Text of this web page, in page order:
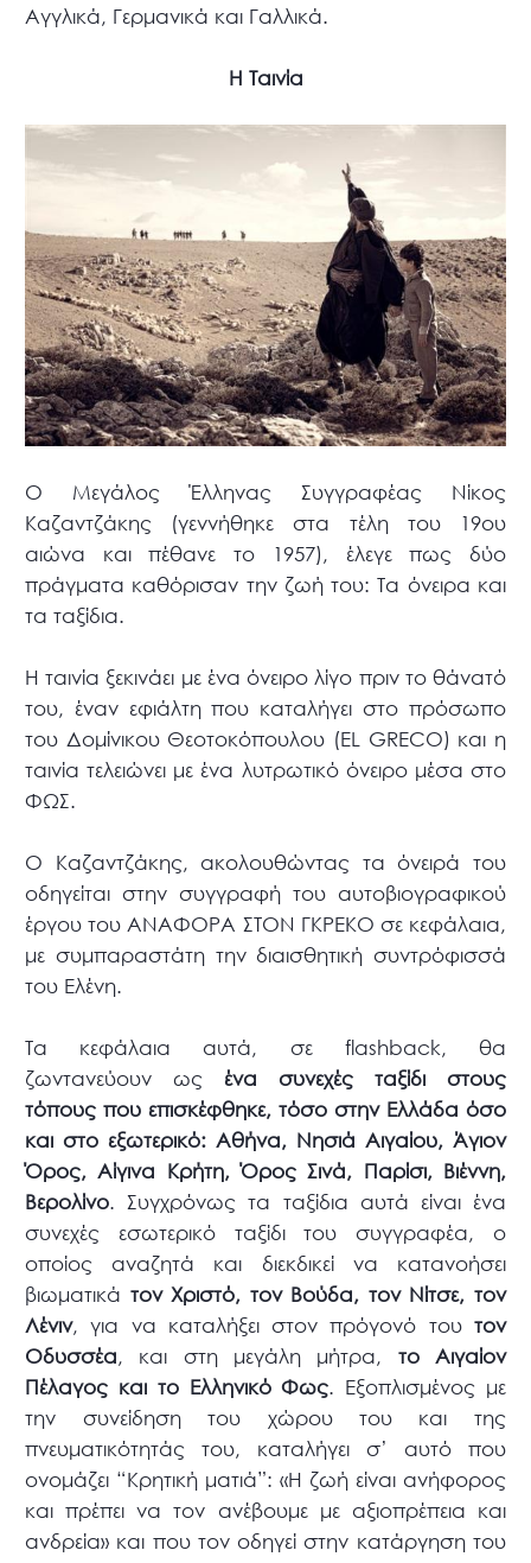
Αγγλικά, Γερμανικά και Γαλλικά.
Η Ταινία
Ο Μεγάλος Έλληνας Συγγραφέας Νίκος
Καζαντζάκης (γεννήθηκε στα τέλη του 19ου
αιώνα και πέθανε το 1957), έλεγε πως δύο
πράγματα καθόρισαν την ζωή του: Τα όνειρα και
τα ταξίδια.
Η ταινία ξεκινάει με ένα όνειρο λίγο πριν το θάνατό
του, έναν εφιάλτη που καταλήγει στο πρόσωπο
του Δομίνικου Θεοτοκόπουλου (EL GRECO) και η
ταινία τελειώνει με ένα λυτρωτικό όνειρο μέσα στο
ΦΩΣ.
Ο Καζαντζάκης, ακολουθώντας τα όνειρά του
οδηγείται στην συγγραφή του αυτοβιογραφικού
έργου του ΑΝΑΦΟΡΑ ΣΤΟΝ ΓΚΡΕΚΟ σε κεφάλαια,
με συμπαραστάτη την διαισθητική συντρόφισσά
του Ελένη.
Τα κεφάλαια αυτά, σε flashback, θα
ζωντανεύουν ως ένα συνεχές ταξίδι στους
τόπους που επισκέφθηκε, τόσο στην Ελλάδα όσο
και στο εξωτερικό: Αθήνα, Νησιά Αιγαίου, Άγιον
Όρος, Αίγινα Κρήτη, Όρος Σινά, Παρίσι, Βιέννη,
Βερολίνο. Συγχρόνως τα ταξίδια αυτά είναι ένα
συνεχές εσωτερικό ταξίδι του συγγραφέα, ο
οποίος αναζητά και διεκδικεί να κατανοήσει
βιωματικά τον Χριστό, τον Βούδα, τον Νίτσε, τον
Λένιν, για να καταλήξει στον πρόγονό του τον
Οδυσσέα, και στη μεγάλη μήτρα, το Αιγαίον
Πέλαγος και το Ελληνικό Φως. Εξοπλισμένος με
την συνείδηση του χώρου του και της
πνευματικότητάς του, καταλήγει σ’ αυτό που
ονομάζει “Κρητική ματιά”: «Η ζωή είναι ανήφορος
και πρέπει να τον ανέβουμε με αξιοπρέπεια και
ανδρεία» και που τον οδηγεί στην κατάργηση του